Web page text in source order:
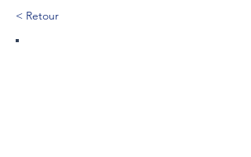
< Retour